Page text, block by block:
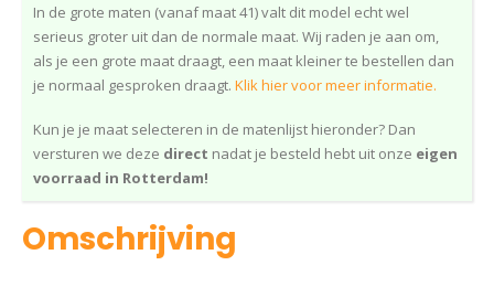
In de grote maten (vanaf maat 41) valt dit model echt wel
serieus groter uit dan de normale maat. Wij raden je aan om,
als je een grote maat draagt, een maat kleiner te bestellen dan
je normaal gesproken draagt. Klik hier voor meer informatie.
Kun je je maat selecteren in de matenlijst hieronder? Dan
versturen we deze direct nadat je besteld hebt uit onze eigen
voorraad in Rotterdam!
Omschrijving